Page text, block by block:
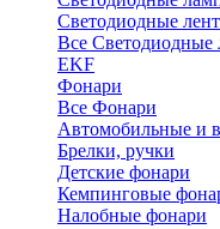
Светодиодные
Все Светодиодные
EKF
Фонари
Все Фонари
Автомобильные и
Брелки, ручки
Детские фонари
Кемпинговые
Налобные фонари